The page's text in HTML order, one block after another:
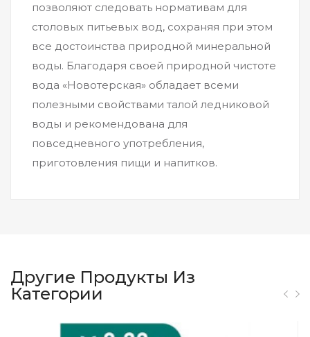
позволяют следовать нормативам для
столовых питьевых вод, сохраняя при этом
все достоинства природной минеральной
воды. Благодаря своей природной чистоте
вода «Новотерская» обладает всеми
полезными свойствами талой ледниковой
воды и рекомендована для
повседневного употребления,
приготовления пищи и напитков.
Другие Продукты Из
Категории